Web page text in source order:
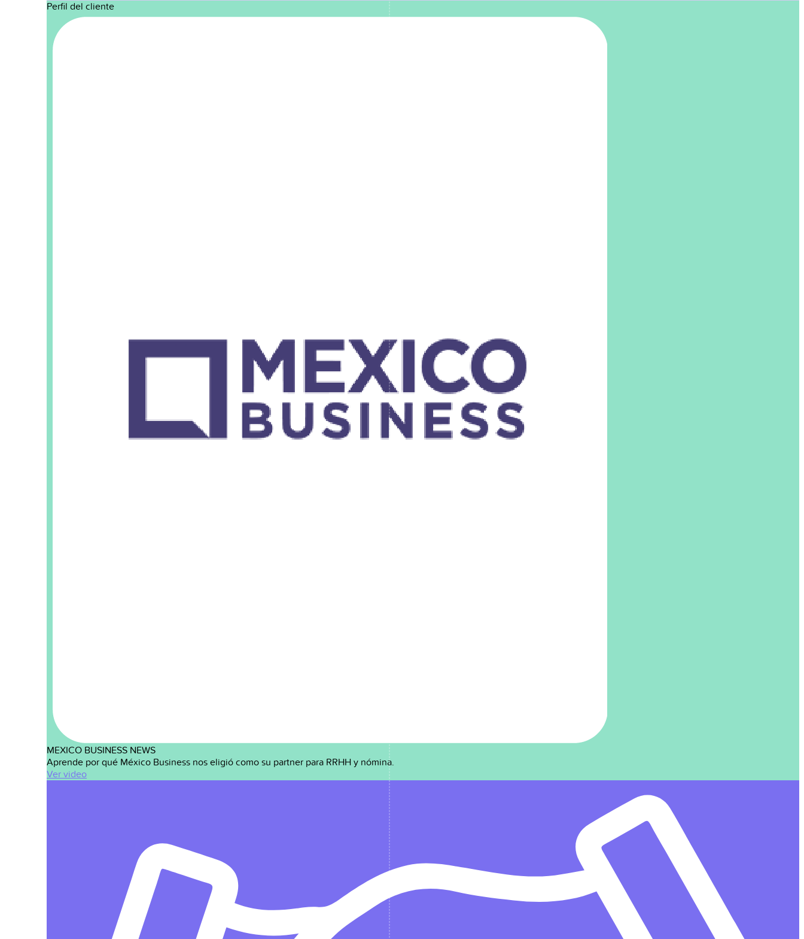
Perfil del cliente
MEXICO BUSINESS NEWS
Aprende por qué México Business nos eligió como su partner para RRHH y nómina.
Ver video